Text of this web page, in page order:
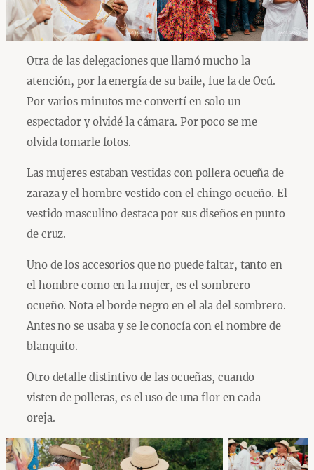
Otra de las delegaciones que llamó mucho la
atención, por la energía de su baile, fue la de Ocú.
Por varios minutos me convertí en solo un
espectador y olvidé la cámara. Por poco se me
olvida tomarle fotos.
Las mujeres estaban vestidas con pollera ocueña de
zaraza y el hombre vestido con el chingo ocueño. El
vestido masculino destaca por sus diseños en punto
de cruz.
Uno de los accesorios que no puede faltar, tanto en
el hombre como en la mujer, es el sombrero
ocueño. Nota el borde negro en el ala del sombrero.
Antes no se usaba y se le conocía con el nombre de
blanquito.
Otro detalle distintivo de las ocueñas, cuando
visten de polleras, es el uso de una flor en cada
oreja.